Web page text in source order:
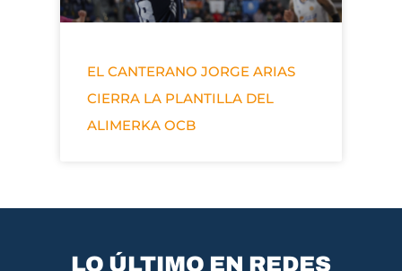
EL CANTERANO JORGE ARIAS
CIERRA LA PLANTILLA DEL
ALIMERKA OCB
LO ÚLTIMO EN REDES